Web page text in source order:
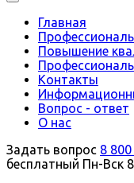
Главная
Повышение
Контакты
Вопрос - ответ
О нас
Задать вопрос 8
бесплатный Пн-Вск